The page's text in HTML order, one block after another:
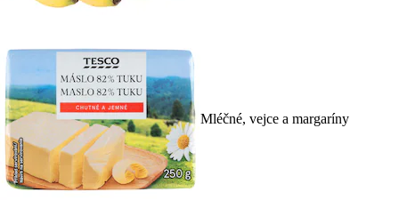
Mléčné, vejce a margaríny